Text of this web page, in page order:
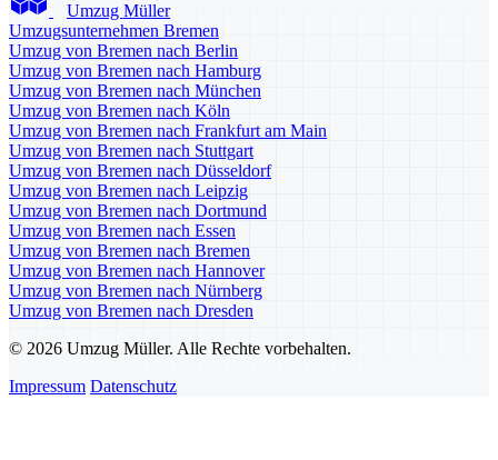
Umzug Müller
Umzugsunternehmen Bremen
Umzug von Bremen nach Berlin
Umzug von Bremen nach Hamburg
Umzug von Bremen nach München
Umzug von Bremen nach Köln
Umzug von Bremen nach Frankfurt am Main
Umzug von Bremen nach Stuttgart
Umzug von Bremen nach Düsseldorf
Umzug von Bremen nach Leipzig
Umzug von Bremen nach Dortmund
Umzug von Bremen nach Essen
Umzug von Bremen nach Bremen
Umzug von Bremen nach Hannover
Umzug von Bremen nach Nürnberg
Umzug von Bremen nach Dresden
© 2026 Umzug Müller. Alle Rechte vorbehalten.
Impressum Datenschutz